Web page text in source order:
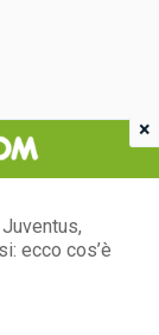
ecco cos’è
×